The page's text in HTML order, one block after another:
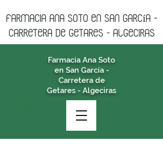
Farmacia Ana Soto
en San García -
Carretera de
Getares - Algeciras
farmacia ANA SOTO en san garcía -
CARRETERA DE GETARES - algeciras